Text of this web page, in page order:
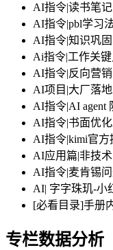
AI指令|读书笔
AI指令|pbl学习
AI指令|知识巩
Ai指令|工作关键
AI指令|反向营
AI项目|大厂落
AI指令|AI agent
AI指令|书面优
AI指令|kimi官方
AI应用篇|非技
AI指令|麦肯锡
AI| 字字珠玑-小
[必看目录]手册
专栏数据分析